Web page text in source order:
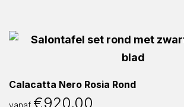
Calacatta Nero Rosia Rond
vanaf €920,00